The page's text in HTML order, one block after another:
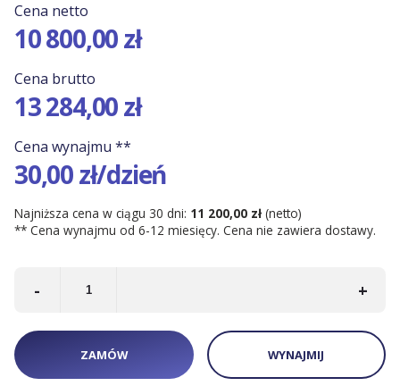
Kontenery Warszawa
Kontenery Wrocław
Kontenery Łódź
Cena netto
10 800,00 zł
Cena brutto
13 284,00 zł
Cena wynajmu **
30,00 zł/dzień
Najniższa cena w ciągu 30 dni: 11 200,00 zł (netto)
** Cena wynajmu od 6-12 miesięcy. Cena nie zawiera dostawy.
+
-
ZAMÓW WYNAJMIJ